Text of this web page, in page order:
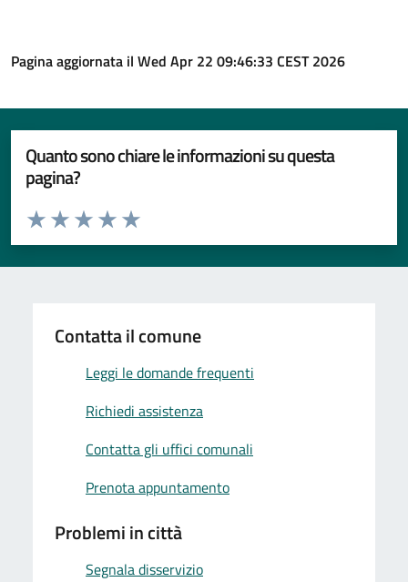
Pagina aggiornata il Wed Apr 22 09:46:33 CEST 2026
Quanto sono chiare le informazioni su questa
pagina?
Valuta da 1 a 5 stelle la pagina
Valuta 5 stelle su 5
Valuta 4 stelle su 5
Valuta 3 stelle su 5
Valuta 2 stelle su 5
Valuta 1 stelle su 5
Contatta il comune
Leggi le domande frequenti
Richiedi assistenza
Contatta gli uffici comunali
Prenota appuntamento
Problemi in città
Segnala disservizio